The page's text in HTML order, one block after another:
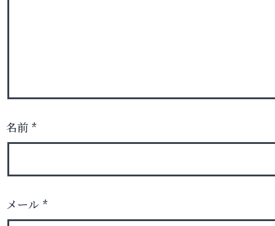
名前 *
メール *